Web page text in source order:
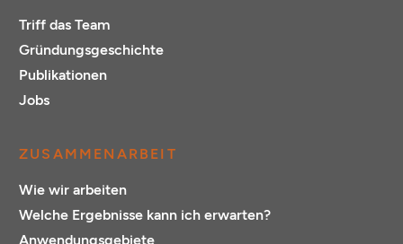
Triff das Team
Gründungsgeschichte
Publikationen
Jobs
ZUSAMMENARBEIT
Wie wir arbeiten
Welche Ergebnisse kann ich erwarten?
Anwendungsgebiete